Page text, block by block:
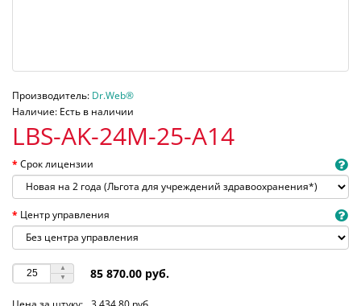
Производитель: Dr.Web®
Наличие: Есть в наличии
LBS-AK-24M-25-A14
Срок лицензии
Центр управления
85 870.00 руб.